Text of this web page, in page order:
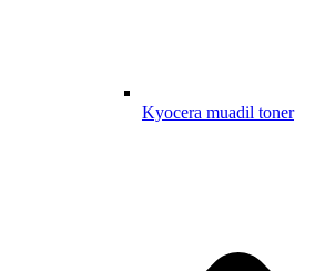
Kyocera muadil toner